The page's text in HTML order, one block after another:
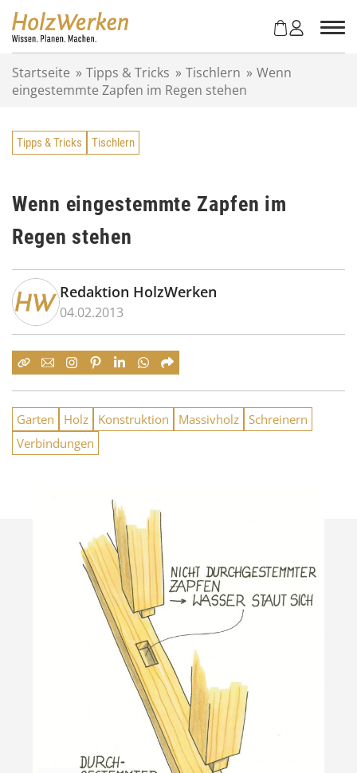
Startseite » Tipps & Tricks » Tischlern » Wenn
eingestemmte Zapfen im Regen stehen
Tipps & Tricks Tischlern
Wenn eingestemmte Zapfen im
Regen stehen
Redaktion HolzWerken
04.02.2013
Garten Holz Konstruktion Massivholz Schreinern
Verbindungen